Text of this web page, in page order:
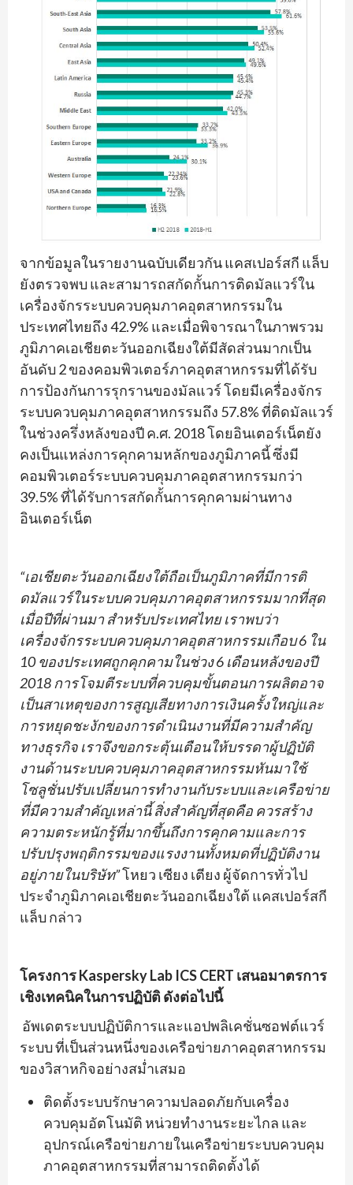
จากข้อมูลในรายงานฉบับเดียวกัน แคสเปอร์สกี แล็บ
ยังตรวจพบ และสามารถสกัดกั้นการติดมัลแวร์ใน
เครื่องจักรระบบควบคุมภาคอุตสาหกรรมใน
ประเทศไทยถึง 42.9% และเมื่อพิจารณาในภาพรวม
ภูมิภาคเอเชียตะวันออกเฉียงใต้มีสัดส่วนมากเป็น
อันดับ 2 ของคอมพิวเตอร์ภาคอุตสาหกรรมที่ได้รับ
การป้องกันการรุกรานของมัลแวร์ โดยมีเครื่องจักร
ระบบควบคุมภาคอุตสาหกรรมถึง 57.8% ที่ติดมัลแวร์
ในช่วงครึ่งหลังของปี ค.ศ. 2018 โดยอินเตอร์เน็ตยัง
คงเป็นแหล่งการคุกคามหลักของภูมิภาคนี้ ซึ่งมี
คอมพิวเตอร์ระบบควบคุมภาคอุตสาหกรรมกว่า
39.5% ที่ได้รับการสกัดกั้นการคุกคามผ่านทาง
อินเตอร์เน็ต
“เอเชียตะวันออกเฉียงใต้ถือเป็นภูมิภาคที่มีการติ
ดมัลแวร์ในระบบควบคุมภาคอุตสาหกรรมมากที่สุด
เมื่อปีที่ผ่านมา สำหรับประเทศไทย เราพบว่า
เครื่องจักรระบบควบคุมภาคอุตสาหกรรมเกือบ 6 ใน
10 ของประเทศถูกคุกคามในช่วง 6 เดือนหลังของปี
2018 การโจมตีระบบที่ควบคุมขั้นตอนการผลิตอาจ
เป็นสาเหตุของการสูญเสียทางการเงินครั้งใหญ่และ
การหยุดชะงักของการดำเนินงานที่มีความสำคัญ
ทางธุรกิจ เราจึงขอกระตุ้นเตือนให้บรรดาผู้ปฏิบัติ
งานด้านระบบควบคุมภาคอุตสาหกรรมหันมาใช้
โซลูชั่นปรับเปลี่ยนการทำงานกับระบบและเครือข่าย
ที่มีความสำคัญเหล่านี้ สิ่งสำคัญที่สุดคือ ควรสร้าง
ความตระหนักรู้ที่มากขึ้นถึงการคุกคามและการ
ปรับปรุงพฤติกรรมของแรงงานทั้งหมดที่ปฏิบัติงาน
อยู่ภายในบริษัท”โหยว เซียง เตียง ผู้จัดการทั่วไป
ประจำภูมิภาคเอเชียตะวันออกเฉียงใต้ แคสเปอร์สกี
แล็บ กล่าว
โครงการKaspersky Lab ICS CERT เสนอมาตรการ
เชิงเทคนิคในการปฏิบัติ ดังต่อไปนี้
อัพเดตระบบปฏิบัติการและแอปพลิเคชั่นซอฟต์แวร์
ระบบ ที่เป็นส่วนหนึ่งของเครือข่ายภาคอุตสาหกรรม
ของวิสาหกิจอย่างสม่ำเสมอ
ติดตั้งระบบรักษาความปลอดภัยกับเครื่อง
ควบคุมอัตโนมัติ หน่วยทำงานระยะไกล และ
อุปกรณ์เครือข่ายภายในเครือข่ายระบบควบคุม
ภาคอุตสาหกรรมที่สามารถติดตั้งได้